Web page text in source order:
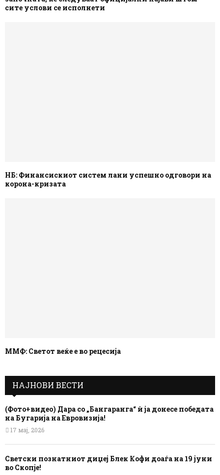
сите услови се исполнети
НБ: Финансискиот систем лани успешно одговори на
корона-кризата
ММФ: Светот веќе е во рецесија
НАЈНОВИ ВЕСТИ
(Фото+видео) Дара со „Бангаранга“ ѝ ја донесе победата
на Бугарија на Евровизија!
17 мај, 2026
Светски познатниот диџеј Блек Кофи доаѓа на 19 јуни
во Скопје!